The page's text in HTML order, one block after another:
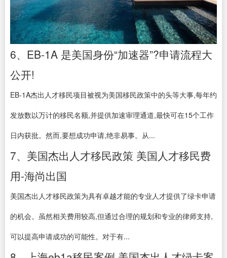
6、EB-1A 是美国身份“加速器”?申请流程大
公开!
EB-1A杰出人才移民项目被视为美国移民政策中的头等大事,每年约
发放数以万计的移民名额,并提供加速审理通道,最快可在15个工作
日内获批。然而,要想成功申请,绝非易事。从...
7、美国杰出人才移民政策 美国人才移民费
用-海尚出国
美国杰出人才移民政策为具有卓越才能的专业人才提供了绿卡申请
的机会。虽然相关费用较高,但通过合理的规划和专业的律师支持,
可以提高申请成功的可能性。对于有...